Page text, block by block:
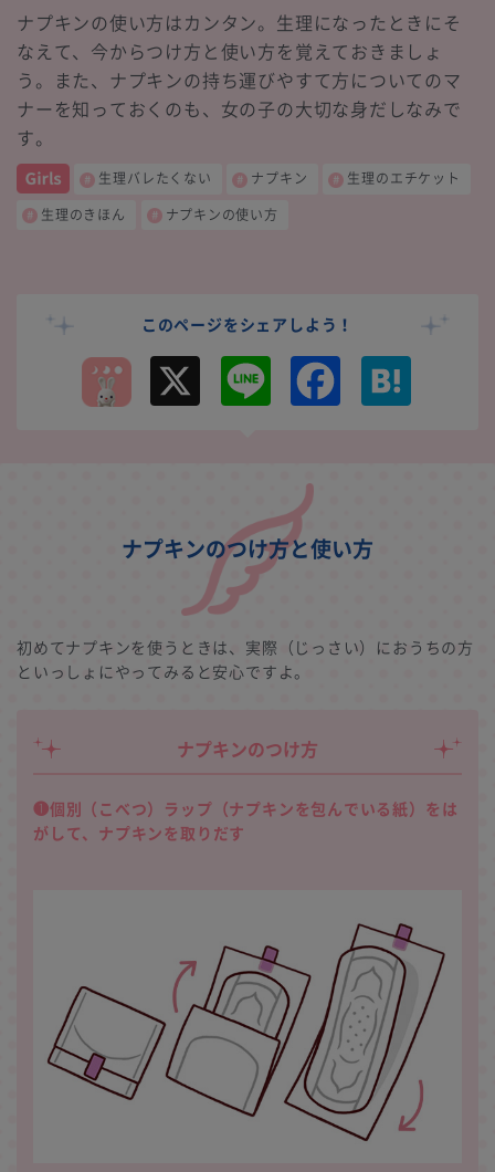
ナプキンの使い方はカンタン。生理になったときにそ
なえて、今からつけ方と使い方を覚えておきましょ
う。また、ナプキンの持ち運びやすて方についてのマ
ナーを知っておくのも、女の子の大切な身だしなみで
す。
生理バレたくない ナプキン 生理のエチケット
生理のきほん ナプキンの使い方
このページをシェアしよう！
X
L
n
ナプキンのつけ方と使い方
初めてナプキンを使うときは、実際（じっさい）におうちの方
といっしょにやってみると安心ですよ。
ナプキンのつけ方
❶個別（こべつ）ラップ（ナプキンを包んでいる紙）をは
がして、ナプキンを取りだす